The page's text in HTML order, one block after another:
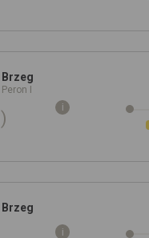
Brzeg
Peron I
Brzeg